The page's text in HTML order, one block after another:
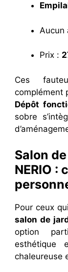
Aucun
Prix :
Ces
complément
Dépôt
sobre
Salon
NERIO
Pour ceux
salon de
option
esthétique
chaleureuse